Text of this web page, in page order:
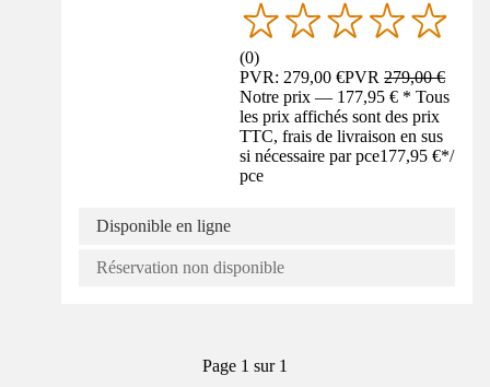
(0)
PVR: 279,00 €PVR279,00 €
Notre prix — 177,95 € * Tous
les prix affichés sont des prix
TTC, frais de livraison en sus
si nécessaire par pce177,95 €*/
pce
Disponible en ligne
Réservation non disponible
Page 1 sur 1